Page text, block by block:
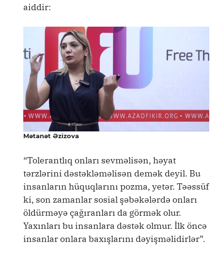
aiddir:
Mətanət Əzizova
“Tolerantlıq onları sevməlisən, həyat
tərzlərini dəstəkləməlisən demək deyil. Bu
insanların hüquqlarını pozma, yetər. Təəssüf
ki, son zamanlar sosial şəbəkələrdə onları
öldürməyə çağıranları da görmək olur.
Yaxınları bu insanlara dəstək olmur. İlk öncə
insanlar onlara baxışlarını dəyişməlidirlər”.